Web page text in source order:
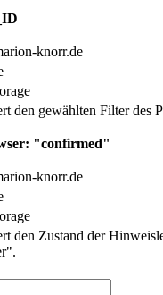
knorr.de
den gewählten Filter des
"confirmed"
knorr.de
den Zustand der